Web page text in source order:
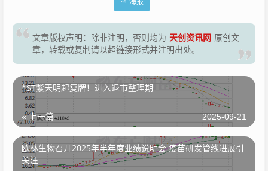
文章版权声明：除非注明，否则均为 天创资讯网 原创文
章，转载或复制请以超链接形式并注明出处。
*ST紫天明起复牌！进入退市整理期
« 上一篇 2025-09-21
欧林生物召开2025年半年度业绩说明会 疫苗研发管线进展引
关注